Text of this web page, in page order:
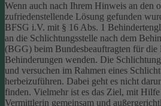
Wenn auch nach Ihrem Hinweis an den
zufriedenstellende Lösung gefunden
BFSG i.V. mit § 16 Abs. 1
an die Schlichtungsstelle nach dem
(BGG) beim Bundesbeauftragten für
Behinderungen wenden. Die
und versuchen im Rahmen eines
herbeizuführen. Dabei geht es nicht
finden. Vielmehr ist es das Ziel, mit
Vermittlerin gemeinsam und